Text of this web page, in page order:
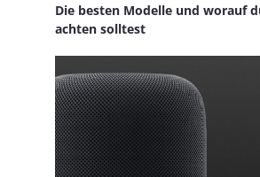
Die besten Modelle und worauf
achten solltest